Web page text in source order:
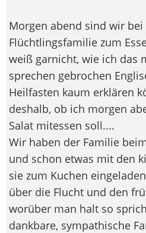
Morgen abend sind wir bei
Flüchtlingsfamilie zum
weiß garnicht, wie ich das
sprechen gebrochen
Heilfasten kaum erklären
deshalb, ob ich morgen
Salat mitessen soll....
Wir haben der Familie
und schon etwas mit den
sie zum Kuchen
über die Flucht und den
worüber man halt so
dankbare, sympathische